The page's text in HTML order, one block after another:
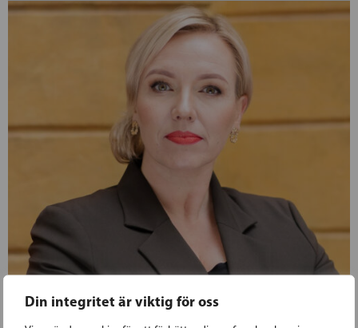
Din integritet är viktig för oss